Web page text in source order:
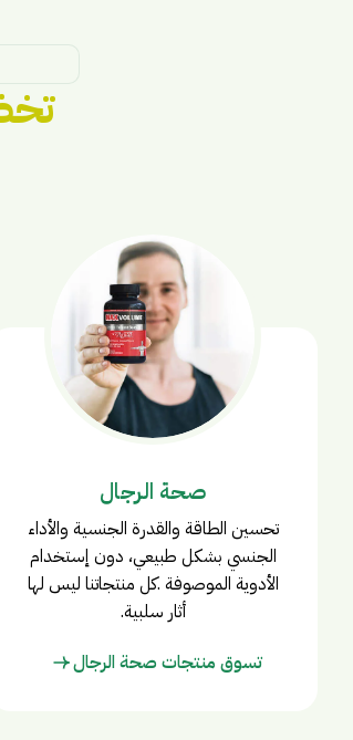
صحة الرجال
تحسين الطاقة والقدرة الجنسية والأداء
الجنسي بشكل طبيعي، دون إستخدام
الأدوية الموصوفة .كل منتجاتنا ليس لها
أثار سلبية.
تسوق منتجات صحة الرجال